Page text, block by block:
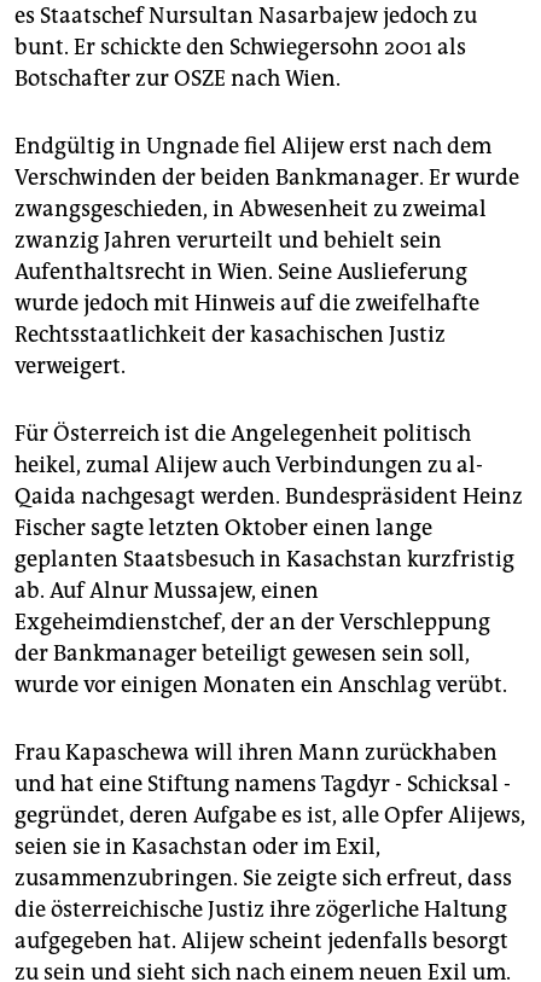
es Staatschef Nursultan Nasarbajew jedoch zu
bunt. Er schickte den Schwiegersohn 2001 als
Botschafter zur OSZE nach Wien.
Endgültig in Ungnade fiel Alijew erst nach dem
Verschwinden der beiden Bankmanager. Er wurde
zwangsgeschieden, in Abwesenheit zu zweimal
zwanzig Jahren verurteilt und behielt sein
Aufenthaltsrecht in Wien. Seine Auslieferung
wurde jedoch mit Hinweis auf die zweifelhafte
Rechtsstaatlichkeit der kasachischen Justiz
verweigert.
Für Österreich ist die Angelegenheit politisch
heikel, zumal Alijew auch Verbindungen zu al-
Qaida nachgesagt werden. Bundespräsident Heinz
Fischer sagte letzten Oktober einen lange
geplanten Staatsbesuch in Kasachstan kurzfristig
ab. Auf Alnur Mussajew, einen
Exgeheimdienstchef, der an der Verschleppung
der Bankmanager beteiligt gewesen sein soll,
wurde vor einigen Monaten ein Anschlag verübt.
Frau Kapaschewa will ihren Mann zurückhaben
und hat eine Stiftung namens Tagdyr - Schicksal -
gegründet, deren Aufgabe es ist, alle Opfer Alijews,
seien sie in Kasachstan oder im Exil,
zusammenzubringen. Sie zeigte sich erfreut, dass
die österreichische Justiz ihre zögerliche Haltung
aufgegeben hat. Alijew scheint jedenfalls besorgt
zu sein und sieht sich nach einem neuen Exil um.